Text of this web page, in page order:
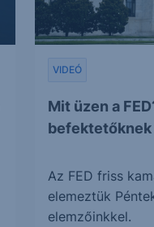
Mit üzen a
befektetőknek
VIDEÓ
Az FED friss
elemeztük
elemzőinkkel.